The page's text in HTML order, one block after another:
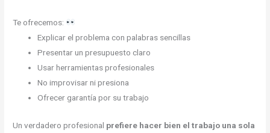
Te ofrecemos:
Explicar el problema con palabras sencillas
Presentar un presupuesto claro
Usar herramientas profesionales
No improvisar ni presiona
Ofrecer garantía por su trabajo
Un verdadero profesional prefiere hacer bien el trabajo una sola